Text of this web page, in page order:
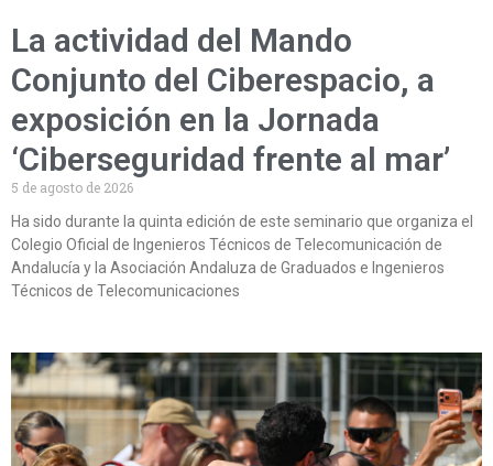
La actividad del Mando
Conjunto del Ciberespacio, a
exposición en la Jornada
‘Ciberseguridad frente al mar’
5 de agosto de 2026
Ha sido durante la quinta edición de este seminario que organiza el
Colegio Oficial de Ingenieros Técnicos de Telecomunicación de
Andalucía y la Asociación Andaluza de Graduados e Ingenieros
Técnicos de Telecomunicaciones